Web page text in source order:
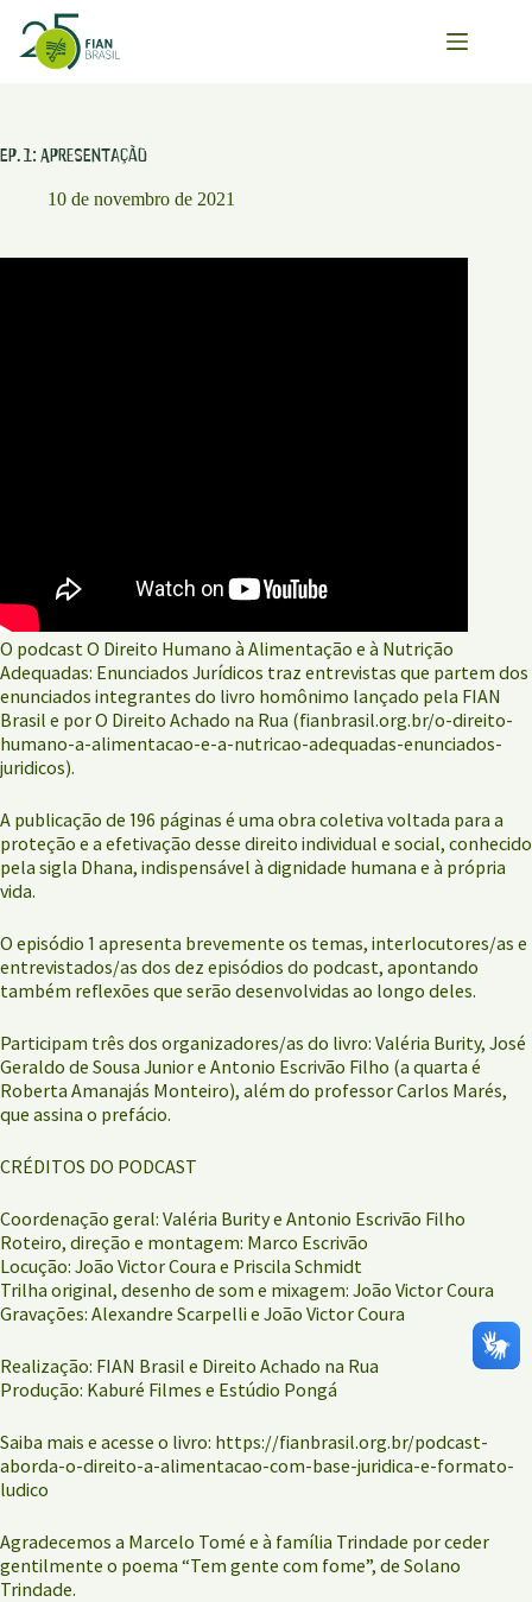
para
Ep. 1: Apresentação
10 de novembro de 2021
O podcast O Direito Humano à Alimentação e à Nutrição
Adequadas: Enunciados Jurídicos traz entrevistas que partem dos
enunciados integrantes do livro homônimo lançado pela FIAN
Brasil e por O Direito Achado na Rua (fianbrasil.org.br/o-direito-
humano-a-alimentacao-e-a-nutricao-adequadas-enunciados-
juridicos).
A publicação de 196 páginas é uma obra coletiva voltada para a
proteção e a efetivação desse direito individual e social, conhecido
pela sigla Dhana, indispensável à dignidade humana e à própria
vida.
O episódio 1 apresenta brevemente os temas, interlocutores/as e
entrevistados/as dos dez episódios do podcast, apontando
também reflexões que serão desenvolvidas ao longo deles.
Participam três dos organizadores/as do livro: Valéria Burity, José
Geraldo de Sousa Junior e Antonio Escrivão Filho (a quarta é
Roberta Amanajás Monteiro), além do professor Carlos Marés,
que assina o prefácio.
CRÉDITOS DO PODCAST
Coordenação geral: Valéria Burity e Antonio Escrivão Filho
Roteiro, direção e montagem: Marco Escrivão
Locução: João Victor Coura e Priscila Schmidt
Trilha original, desenho de som e mixagem: João Victor Coura
Gravações: Alexandre Scarpelli e João Victor Coura
Realização: FIAN Brasil e Direito Achado na Rua
Produção: Kaburé Filmes e Estúdio Pongá
Saiba mais e acesse o livro: https://fianbrasil.org.br/podcast-
aborda-o-direito-a-alimentacao-com-base-juridica-e-formato-
ludico
Agradecemos a Marcelo Tomé e à família Trindade por ceder
gentilmente o poema “Tem gente com fome”, de Solano
Trindade.